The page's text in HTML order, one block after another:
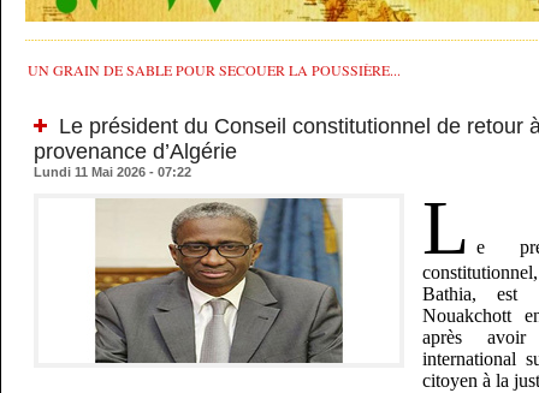
UN GRAIN DE SABLE POUR SECOUER LA POUSSIÈRE...
Le président du Conseil constitutionnel de retour
provenance d’Algérie
Lundi 11 Mai 2026 - 07:22
L e
Bathia, est
Nouakchott
après
international
citoyen à la